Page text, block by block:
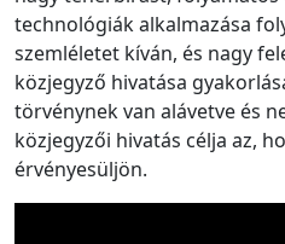
technológiák alkalmazása
szemléletet kíván, és nagy
közjegyző hivatása
törvénynek van alávetve és
közjegyzői hivatás célja az,
érvényesüljön.